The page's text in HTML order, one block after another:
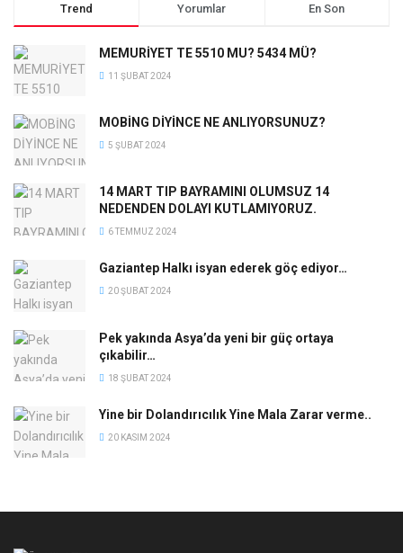
Trend Yorumlar En Son
MEMURİYET TE 5510 MU? 5434 MÜ?
11 ŞUBAT 2024
MOBİNG DİYİNCE NE ANLIYORSUNUZ?
5 ŞUBAT 2024
14 MART TIP BAYRAMINI OLUMSUZ 14
NEDENDEN DOLAYI KUTLAMIYORUZ.
6 TEMMUZ 2024
Gaziantep Halkı isyan ederek göç ediyor…
20 ŞUBAT 2024
Pek yakında Asya’da yeni bir güç ortaya
çıkabilir…
18 ŞUBAT 2024
Yine bir Dolandırıcılık Yine Mala Zarar verme..
20 KASIM 2024